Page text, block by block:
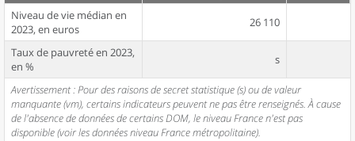
Niveau de vie médian en
2023, en euros
26 110
Taux de pauvreté en 2023,
en %
s
Avertissement : Pour des raisons de secret statistique (s) ou de valeur
manquante (vm), certains indicateurs peuvent ne pas être renseignés. À cause
de l'absence de données de certains DOM, le niveau France n'est pas
disponible (voir les données niveau France métropolitaine).